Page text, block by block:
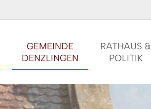
GEMEINDE
DENZLINGEN
RATHAUS &
POLITIK